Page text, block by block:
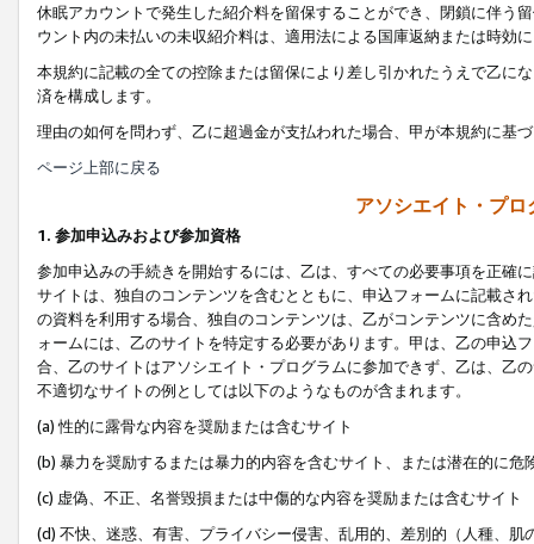
休眠アカウントで発生した紹介料を留保することができ、閉鎖に伴う
ウント内の未払いの未収紹介料は、適用法による国庫返納または時効
本規約に記載の全ての控除または留保により差し引かれたうえで乙に
済を構成します。
理由の如何を問わず、乙に超過金が支払われた場合、甲が本規約に基
ページ上部に戻る
アソシエイト・プ
1. 参加申込みおよび参加資格
参加申込みの手続きを開始するには、乙は、すべての必要事項を正確
サイトは、独自のコンテンツを含むとともに、申込フォームに記載さ
の資料を利用する場合、独自のコンテンツは、乙がコンテンツに含め
ォームには、乙のサイトを特定する必要があります。甲は、乙の申込
合、乙のサイトはアソシエイト・プログラムに参加できず、乙は、乙
不適切なサイトの例としては以下のようなものが含まれます。
(a) 性的に露骨な内容を奨励または含むサイト
(b) 暴力を奨励するまたは暴力的内容を含むサイト、または潜在的に
(c) 虚偽、不正、名誉毀損または中傷的な内容を奨励または含むサイト
(d) 不快、迷惑、有害、プライバシー侵害、乱用的、差別的（人種、